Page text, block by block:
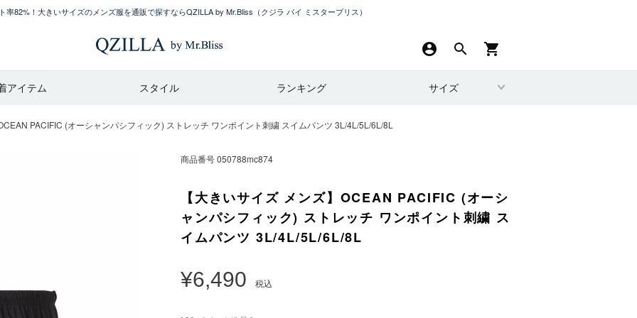
率82%！大きいサイズのメンズ服を通販で探すならQZILLA by Mr.Bliss （クジラ バイ ミスターブリス）
shopping_cart
search
account_circle
アイテム スタイル ランキング サイズ
PACIFIC (オーシャンパシフィック) ストレッチ ワンポイント刺繍 スイムパンツ 3L/4L/5L/6L/8L
商品番号050788mc874
【大きいサイズ メンズ】OCEAN PACIFIC (オーシ
ャンパシフィック) ストレッチ ワンポイント刺繍 ス
イムパンツ 3L/4L/5L/6L/8L
¥6,490 税込